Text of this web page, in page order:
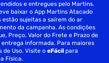
e entregues pelo Martins.
baixar o App Martins Atacado
estão sujeitas a saírem do ar
da campanha. As condições
Preço, Valor do Frete e Prazo de
informada. Para maiores
de Uso. Visite oeFácil para
Física.